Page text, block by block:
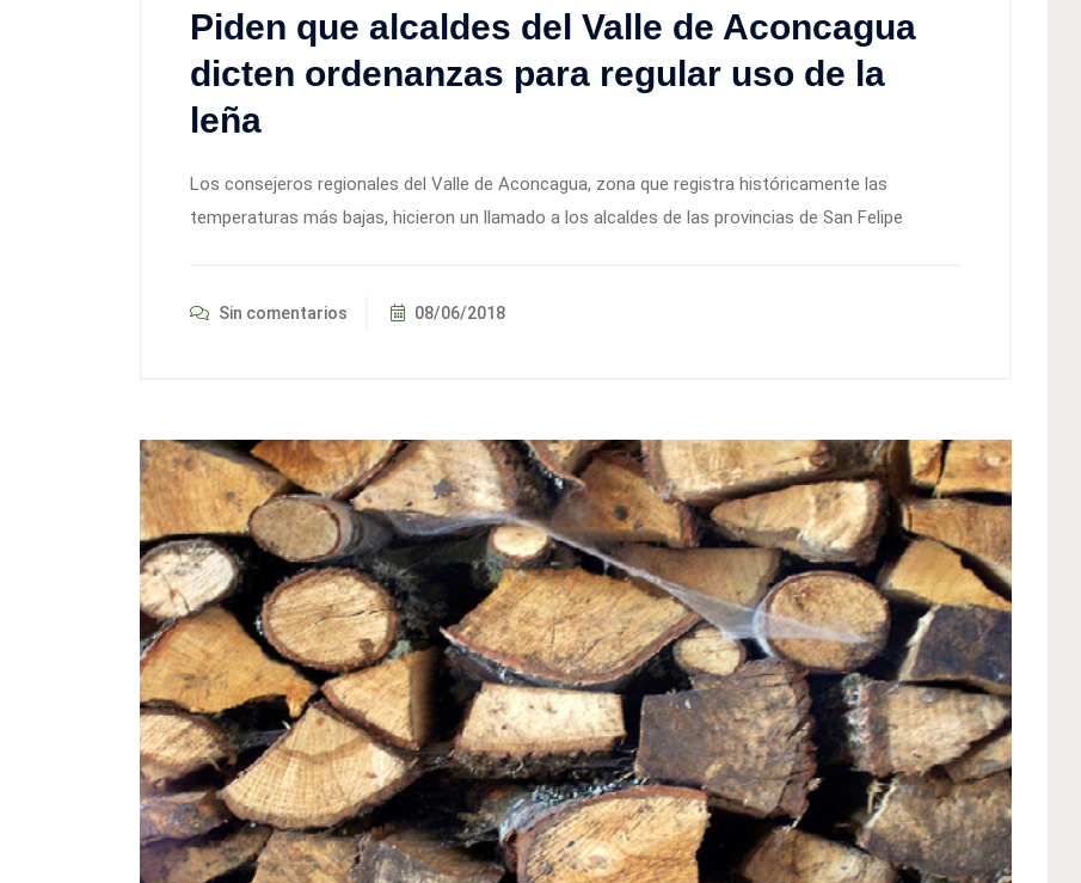
Piden que alcaldes del Valle de Aconcagua
dicten ordenanzas para regular uso de la
leña
Los consejeros regionales del Valle de Aconcagua, zona que registra históricamente las
temperaturas más bajas, hicieron un llamado a los alcaldes de las provincias de San Felipe
Sin comentarios 08/06/2018